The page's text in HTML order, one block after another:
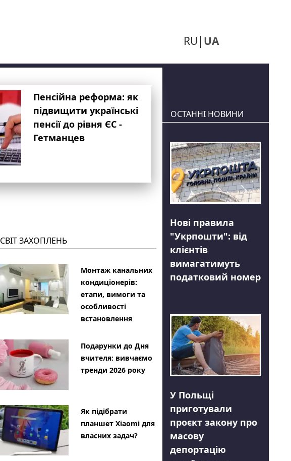
RU UA
Пенсійна реформа: як
підвищити українські
пенсії до рівня ЄС -
Гетманцев
СВІТ ЗАХОПЛЕНЬ
Монтаж канальних
кондиціонерів:
етапи, вимоги та
особливості
встановлення
Подарунки до Дня
вчителя: вивчаємо
тренди 2026 року
Як підібрати
планшет Xiaomi для
власних задач?
ОСТАННІ НОВИНИ
Нові правила
"Укрпошти": від
клієнтів
вимагатимуть
податковий номер
У Польщі
приготували
проєкт закону про
масову
депортацію